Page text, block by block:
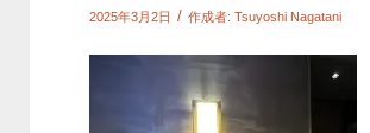
2025年3月2日 / 作成者: Tsuyoshi Nagatani